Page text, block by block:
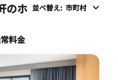
のホ 並べ替え: 市町村
料金